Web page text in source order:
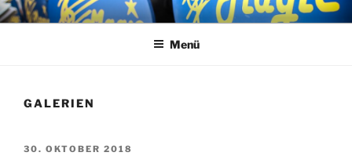
Zum
InhaltMAGIC RHYTHM
Big Band
Menü
GALERIEN
VERÖFFENTLICHT
30. OKTOBER 2018